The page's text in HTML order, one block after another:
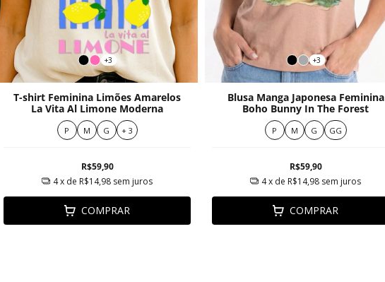
+3
T-shirt Feminina Limões Amarelos
La Vita Al Limone Moderna
P M G + 3
R$59,90
4x de R$14,98 sem juros
COMPRAR
+3
Blusa Manga Japonesa Feminina
Boho Bunny In The Forest
P M G GG
R$59,90
4x de R$14,98 sem juros
COMPRAR